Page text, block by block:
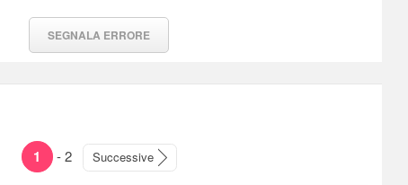
SEGNALA ERRORE
1 -2 Successive